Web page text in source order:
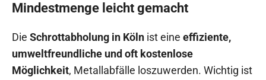
Mindestmenge leicht gemacht
Die Schrottabholung in Köln ist eine effiziente,
umweltfreundliche und oft kostenlose
Möglichkeit, Metallabfälle loszuwerden. Wichtig ist